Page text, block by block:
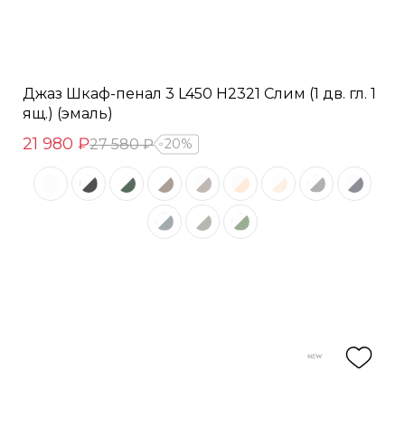
Джаз Шкаф-пенал 3 L450 H2321 Слим (1 дв. гл. 1
ящ.) (эмаль)
21 980 ₽27 580 ₽ 20%